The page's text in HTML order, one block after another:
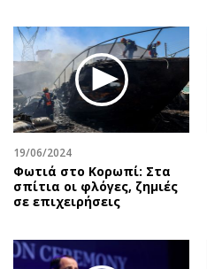
19/06/2024
Φωτιά στο Κορωπί: Στα
σπίτια οι φλόγες, ζημιές
σε επιχειρήσεις